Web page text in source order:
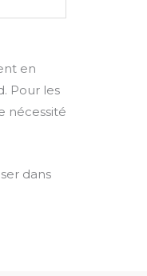
en
Pour les
nécessité
dans